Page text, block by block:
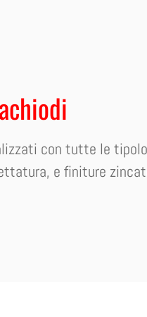
con tutte le
e finiture